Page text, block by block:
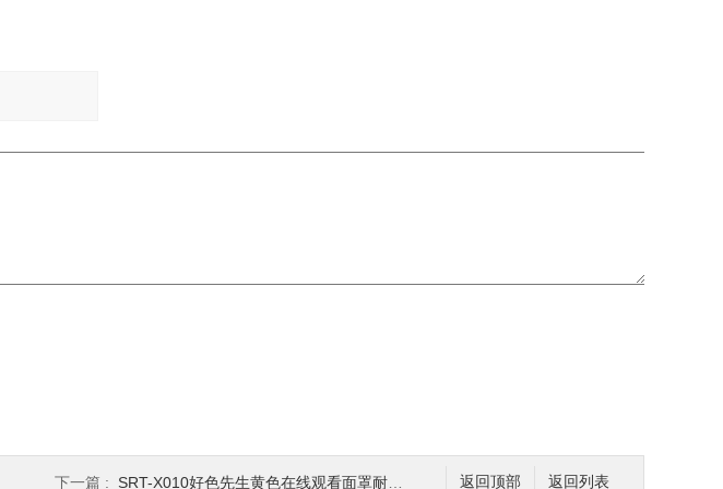
返回列表
返回顶部
下一篇 : SRT-X010好色先生黄色在线观看面罩耐热辐射好色先生视频下载标准满足